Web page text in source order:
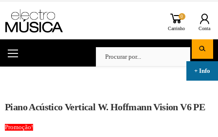
0
Carrinho Conta
Piano Acústico Vertical W. Hoffmann Vision V6 PE
Promoção!